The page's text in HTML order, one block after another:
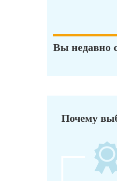
Вы недавно
Почему